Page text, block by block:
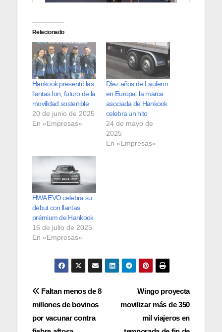
Relacionado
Hankook presentó las
llantas Ion, futuro de la
movilidad sostenible
20 de junio de 2025
En «Empresas»
Diez años de Laufenn
en Europa: la marca
asociada de Hankook
celebra un hito
24 de mayo de
2025
En «Empresas»
HWA EVO celebra su
debut con llantas
prémium de Hankook
16 de julio de 2025
En «Empresas»
Navegación
de
Wingo proyecta
movilizar más de 350
mil viajeros en
Faltan menos de 8
millones de bovinos
por vacunar contra